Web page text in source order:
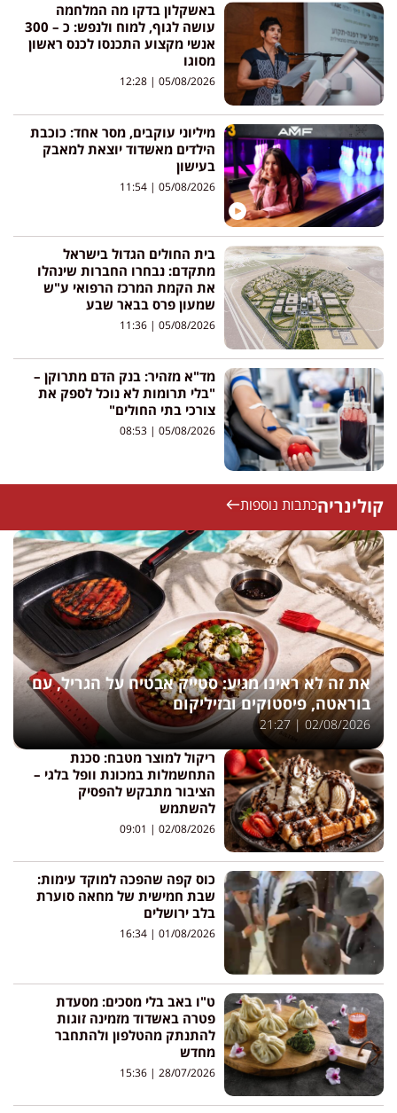
באשקלון בדקו מה המלחמה
עושה לגוף, למוח ולנפש: כ – 300
אנשי מקצוע התכנסו לכנס ראשון
מסוגו
05/08/2026
מיליוני עוקבים, מסר אחד: כוכבת
הילדים מאשדוד יוצאת למאבק
בעישון
05/08/2026
בית החולים הגדול בישראל
מתקדם: נבחרו החברות שינהלו
את הקמת המרכז הרפואי ע"ש
שמעון פרס בבאר שבע
05/08/2026
מד"א מזהיר: בנק הדם מתרוקן –
"בלי תרומות לא נוכל לספק את
צורכי בתי החולים"
05/08/2026
קולינריהכתבות נוספות
את זה לא ראינו מגיע: סטייק אבטיח על הגריל, עם
בוראטה, פיסטוקים ובזיליקום
02/08/2026
21:27
ריקול למוצר מטבח: סכנת
התחשמלות במכונת וופל בלגי –
הציבור מתבקש להפסיק
להשתמש
02/08/2026
כוס קפה שהפכה למוקד עימות:
שבת חמישית של מחאה סוערת
בלב ירושלים
01/08/2026
ט"ו באב בלי מסכים: מסעדת
פטרה באשדוד מזמינה זוגות
להתנתק מהטלפון ולהתחבר
מחדש
28/07/2026